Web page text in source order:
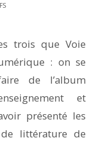
trois que Voie
: on se
de l’album
et
présenté les
de littérature de